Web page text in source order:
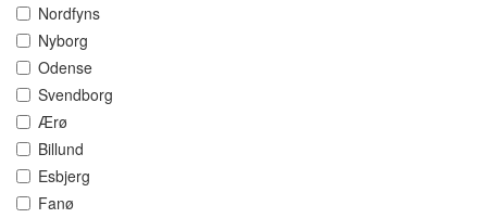
Nordfyns
Nyborg
Odense
Svendborg
Ærø
Billund
Esbjerg
Fanø